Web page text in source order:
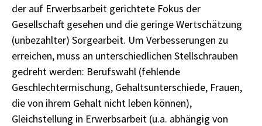
der auf Erwerbsarbeit gerichtete Fokus der
Gesellschaft gesehen und die geringe Wertschätzung
(unbezahlter) Sorgearbeit. Um Verbesserungen zu
erreichen, muss an unterschiedlichen Stellschrauben
gedreht werden: Berufswahl (fehlende
Geschlechtermischung, Gehaltsunterschiede, Frauen,
die von ihrem Gehalt nicht leben können),
Gleichstellung in Erwerbsarbeit (u.a. abhängig von